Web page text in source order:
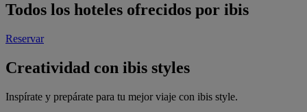
Todos los hoteles ofrecidos por ibis
Reservar
Creatividad con ibis styles
Inspírate y prepárate para tu mejor viaje con ibis style.